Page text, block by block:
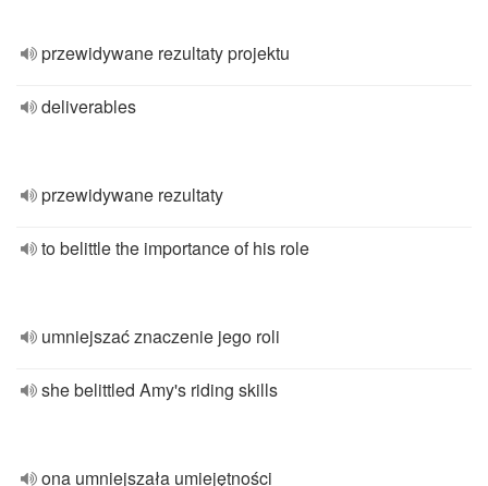
przewidywane rezultaty projektu
deliverables
przewidywane rezultaty
to belittle the importance of his role
umniejszać znaczenie jego roli
she belittled Amy's riding skills
ona umniejszała umiejętności